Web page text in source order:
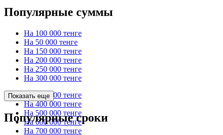
Популярные суммы
На 100 000 тенге
На 50 000 тенге
На 150 000 тенге
На 200 000 тенге
На 250 000 тенге
На 300 000 тенге
На 350 000 тенге
На 400 000 тенге
На 500 000 тенге
На 600 000 тенге
На 700 000 тенге
Показать еще
Популярные сроки